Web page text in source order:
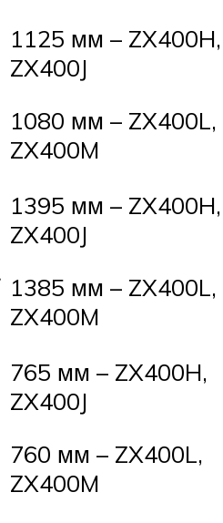
1125 мм – ZX400H,
ZX400J
1080 мм – ZX400L,
ZX400M
1395 мм – ZX400H,
ZX400J
1385 мм – ZX400L,
ZX400M
765 мм – ZX400H,
ZX400J
760 мм – ZX400L,
ZX400M